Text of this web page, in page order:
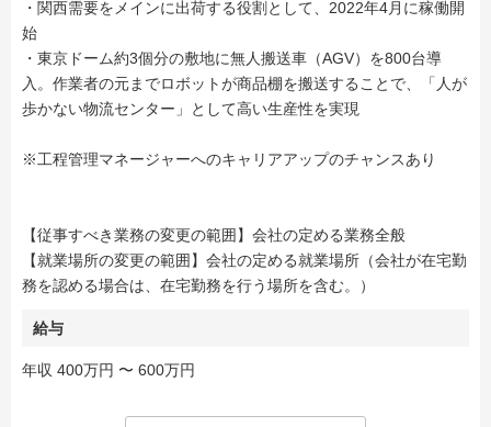
・関西需要をメインに出荷する役割として、2022年4月に稼働開
始
・東京ドーム約3個分の敷地に無人搬送車（AGV）を800台導
入。作業者の元までロボットが商品棚を搬送することで、「人が
歩かない物流センター」として高い生産性を実現
※工程管理マネージャーへのキャリアアップのチャンスあり
【従事すべき業務の変更の範囲】会社の定める業務全般
【就業場所の変更の範囲】会社の定める就業場所（会社が在宅勤
務を認める場合は、在宅勤務を行う場所を含む。）
給与
年収 400万円 〜 600万円